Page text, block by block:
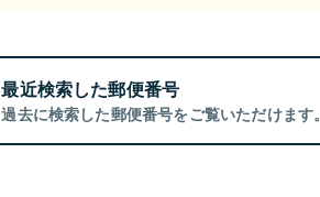
最近検索した郵便番号
過去に検索した郵便番号をご覧いただけます。